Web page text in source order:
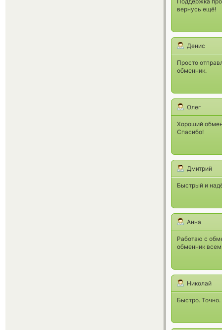
вернусь ещё!
Денис
Просто
обменник.
Олег
Хороший
Спасибо!
Дмитрий
Быстрый и
Анна
Работаю с
обменник
Николай
Быстро.